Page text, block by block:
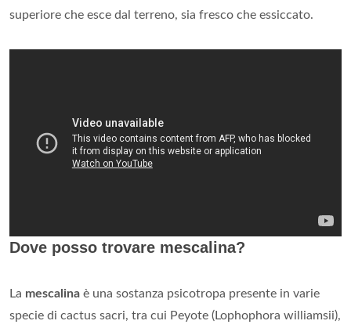
superiore che esce dal terreno, sia fresco che essiccato.
Dove posso trovare mescalina?
La mescalina è una sostanza psicotropa presente in varie
specie di cactus sacri, tra cui Peyote (Lophophora williamsii),